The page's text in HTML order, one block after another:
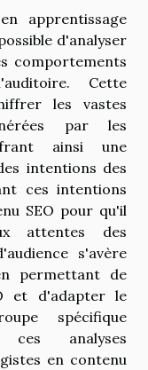
apprentissage
d'analyser
comportements
Cette
les vastes
par les
ainsi une
intentions des
ces intentions
SEO pour qu'il
attentes des
s'avère
permettant de
et d'adapter le
spécifique
analyses
en contenu